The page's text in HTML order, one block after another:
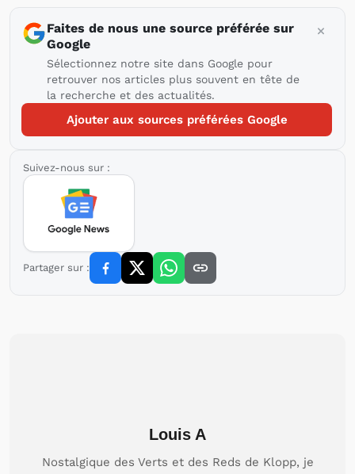
Faites de nous une source préférée sur
Google
Sélectionnez notre site dans Google pour
retrouver nos articles plus souvent en tête de
la recherche et des actualités.
Ajouter aux sources préférées Google
Suivez-nous sur :
Partager sur :
Louis A
Nostalgique des Verts et des Reds de Klopp, je